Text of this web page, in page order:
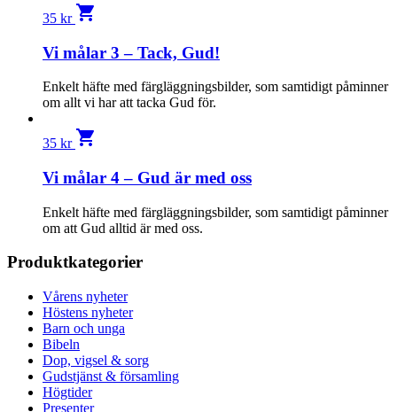
35 kr shopping_cart
Vi målar 3 – Tack, Gud!
Enkelt häfte med färgläggningsbilder, som samtidigt påminner
om allt vi har att tacka Gud för.
35 kr shopping_cart
Vi målar 4 – Gud är med oss
Enkelt häfte med färgläggningsbilder, som samtidigt påminner
om att Gud alltid är med oss.
Produktkategorier
Vårens nyheter
Höstens nyheter
Barn och unga
Bibeln
Dop, vigsel & sorg
Gudstjänst & församling
Högtider
Presenter